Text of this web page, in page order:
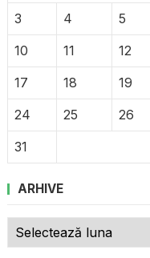
3
4 5
10
11 12
17
18 19
24
25 26
31
ARHIVE
Arhive